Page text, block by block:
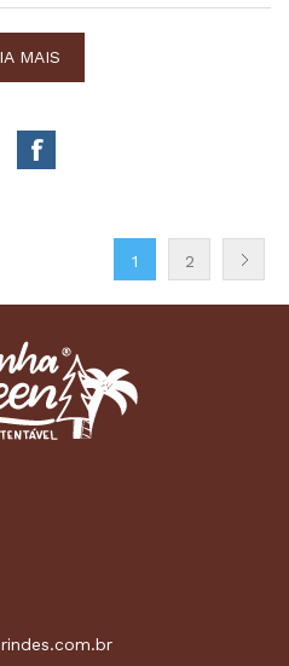
MAIS
1 2